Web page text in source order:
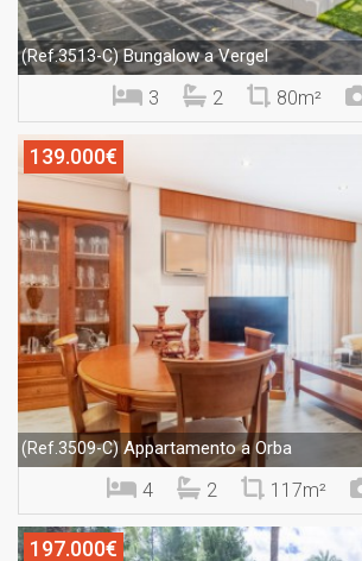
(Ref.3513-C)Bungalow a Vergel
3 2 80m²
139.000€
(Ref.3509-C)Appartamento a Orba
4 2 117m²
197.000€